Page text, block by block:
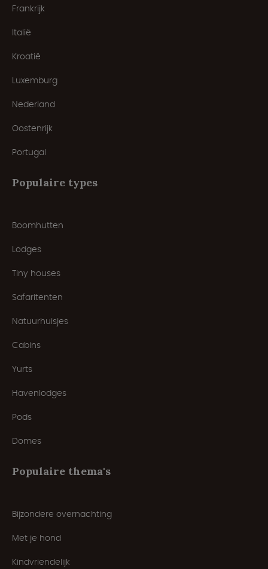
Frankrijk
Italië
Kroatië
Luxemburg
Nederland
Oostenrijk
Portugal
Populaire types
Boomhutten
Lodges
Tiny houses
Safaritenten
Natuurhuisjes
Cabins
Yurts
Havenlodges
Pods
Domes
Populaire thema's
Bijzondere overnachting
Met je hond
Kindvriendelijk